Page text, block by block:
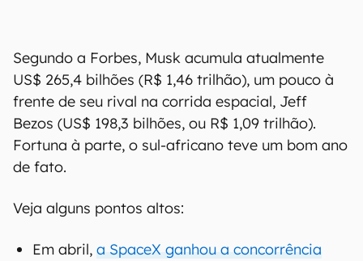
Segundo a Forbes, Musk acumula atualmente
US$ 265,4 bilhões (R$ 1,46 trilhão), um pouco à
frente de seu rival na corrida espacial, Jeff
Bezos (US$ 198,3 bilhões, ou R$ 1,09 trilhão).
Fortuna à parte, o sul-africano teve um bom ano
de fato.
Veja alguns pontos altos:
Em abril, a SpaceX ganhou a concorrência